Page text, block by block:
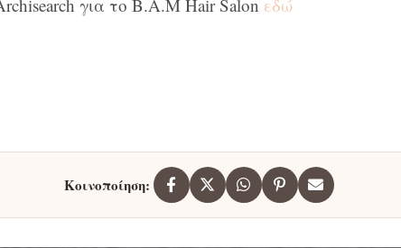
για το B.A.M Hair Salon εδώ
Κοινοποίηση: